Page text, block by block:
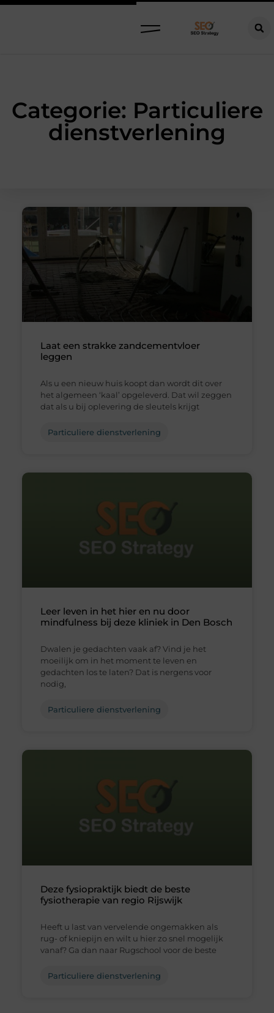
Categorie: Particuliere
dienstverlening
Laat een strakke zandcementvloer
leggen
Als u een nieuw huis koopt dan wordt dit over
het algemeen ‘kaal’ opgeleverd. Dat wil zeggen
dat als u bij oplevering de sleutels krijgt
Particuliere dienstverlening
Leer leven in het hier en nu door
mindfulness bij deze kliniek in Den Bosch
Dwalen je gedachten vaak af? Vind je het
moeilijk om in het moment te leven en
gedachten los te laten? Dat is nergens voor
nodig,
Particuliere dienstverlening
Deze fysiopraktijk biedt de beste
fysiotherapie van regio Rijswijk
Heeft u last van vervelende ongemakken als
rug- of kniepijn en wilt u hier zo snel mogelijk
vanaf? Ga dan naar Rugschool voor de beste
Particuliere dienstverlening